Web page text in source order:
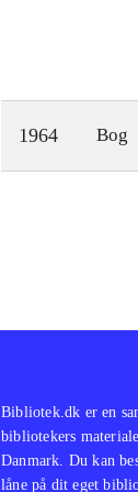
1964 Bog
Bibliotek.dk er en
bibliotekers
Danmark. Du kan
låne på dit eget